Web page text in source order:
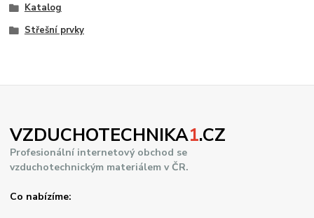
Katalog
Střešní prvky
VZDUCHOTECHNIKA1.CZ
Profesionální internetový obchod se
vzduchotechnickým materiálem v ČR.
Co nabízíme: